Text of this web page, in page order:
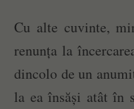
Cu alte cuvinte,
renunța la
dincolo de un
la ea însăși atât în